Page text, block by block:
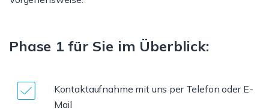
Phase 1 für Sie im Überblick:
Kontaktaufnahme mit uns per Telefon oder E-
Mail